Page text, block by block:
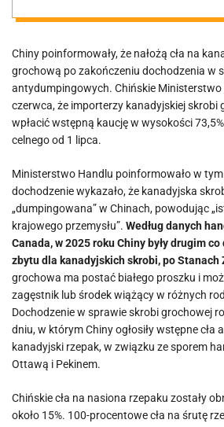
grochową
koniec
liberalnej
strategii?
Chiny poinformowały, że nałożą cła na
grochową po zakończeniu dochodzenia w
antydumpingowych. Chińskie Ministerstwo
czerwca, że ​​importerzy kanadyjskiej skrobi
wpłacić wstępną kaucję w wysokości
celnego od 1 lipca.
Ministerstwo Handlu poinformowało w
dochodzenie wykazało, że kanadyjska
„dumpingowana” w Chinach, powodując
krajowego przemysłu”. Według danych
Canada, w 2025 roku Chiny były drugim
zbytu dla kanadyjskich skrobi, po Stanach
grochowa ma postać białego proszku i
zagęstnik lub środek wiążący w różnych
Dochodzenie w sprawie skrobi grochowej
dniu, w którym Chiny ogłosiły wstępne cła
kanadyjski rzepak, w związku ze sporem
Ottawą i Pekinem.
Chińskie cła na nasiona rzepaku zostały
około 15%. 100-procentowe cła na śrutę